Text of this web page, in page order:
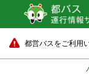
都営バスをご利用